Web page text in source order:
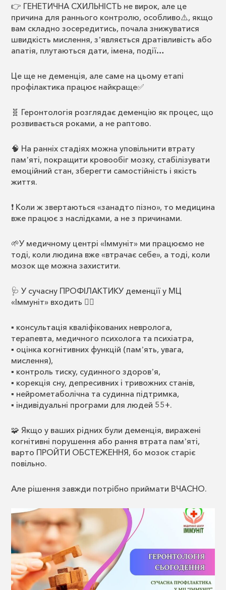
👉 ГЕНЕТИЧНА СХИЛЬНІСТЬ не вирок, але це
причина для раннього контролю, особливо⚠️, якщо
вам складно зосередитись, почала знижуватися
швидкість мислення, зʼявляється дратівливість або
апатія, плутаються дати, імена, події…
Це ще не деменція, але саме на цьому етапі
профілактика працює найкраще✅
🧬 Геронтологія розглядає деменцію як процес, що
розвивається роками, а не раптово.
🧠 На ранніх стадіях можна уповільнити втрату
памʼяті, покращити кровообіг мозку, стабілізувати
емоційний стан, зберегти самостійність і якість
життя.
❗ Коли ж звертаються «занадто пізно», то медицина
вже працює з наслідками, а не з причинами.
🌱У медичному центрі «Іммуніт» ми працюємо не
тоді, коли людина вже «втрачає себе», а тоді, коли
мозок ще можна захистити.
🩺 У сучасну ПРОФІЛАКТИКУ деменції у МЦ
«Іммуніт» входить 👇🏻
▪️ консультація кваліфікованих невролога,
терапевта, медичного психолога та психіатра,
▪️ оцінка когнітивних функцій (памʼять, увага,
мислення),
▪️ контроль тиску, судинного здоровʼя,
▪️ корекція сну, депресивних і тривожних станів,
▪️ нейрометаболічна та судинна підтримка,
▪️ індивідуальні програми для людей 55+.
🧩 Якщо у ваших рідних були деменція, виражені
когнітивні порушення або рання втрата памʼяті,
варто ПРОЙТИ ОБСТЕЖЕННЯ, бо мозок старіє
повільно.
Але рішення завжди потрібно приймати ВЧАСНО.